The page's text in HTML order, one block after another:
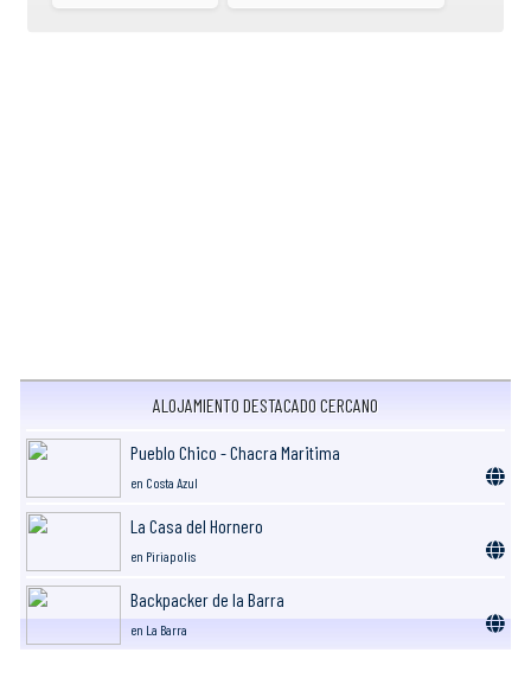
ALOJAMIENTO DESTACADO CERCANO
Pueblo Chico - Chacra Maritima
en Costa Azul
La Casa del Hornero
en Piriapolis
Backpacker de la Barra
en La Barra